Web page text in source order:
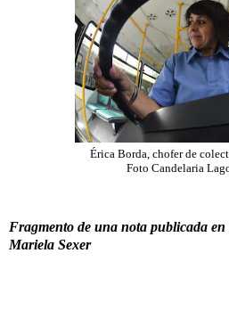
Érica Borda, chofer de
Foto Candelaria
Fragmento de una nota publicada
Mariela Sexer